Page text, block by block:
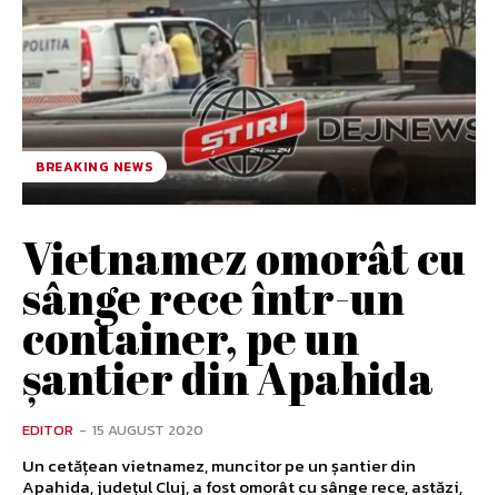
BREAKING NEWS
Vietnamez omorât cu
sânge rece într-un
container, pe un
șantier din Apahida
EDITOR - 15 AUGUST 2020
Un cetățean vietnamez, muncitor pe un șantier din
Apahida, județul Cluj, a fost omorât cu sânge rece, astăzi,